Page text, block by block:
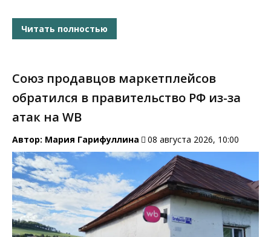
Читать полностью
Союз продавцов маркетплейсов
обратился в правительство РФ из-за
атак на WB
Автор: Мария Гарифуллина 08 августа 2026, 10:00